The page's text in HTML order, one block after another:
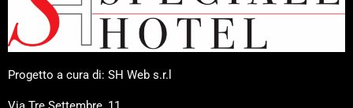
Progetto a cura di: SH Web s.r.l